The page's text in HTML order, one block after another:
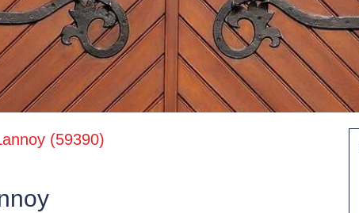
(59390)